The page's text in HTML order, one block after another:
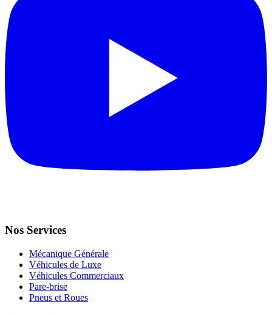
Nos Services
Mécanique Générale
Véhicules de Luxe
Véhicules Commerciaux
Pare-brise
Pneus et Roues